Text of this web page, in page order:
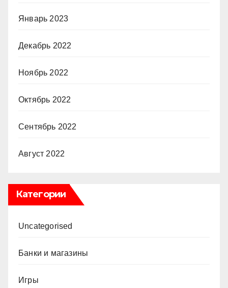
Январь 2023
Декабрь 2022
Ноябрь 2022
Октябрь 2022
Сентябрь 2022
Август 2022
Категории
Uncategorised
Банки и магазины
Игры